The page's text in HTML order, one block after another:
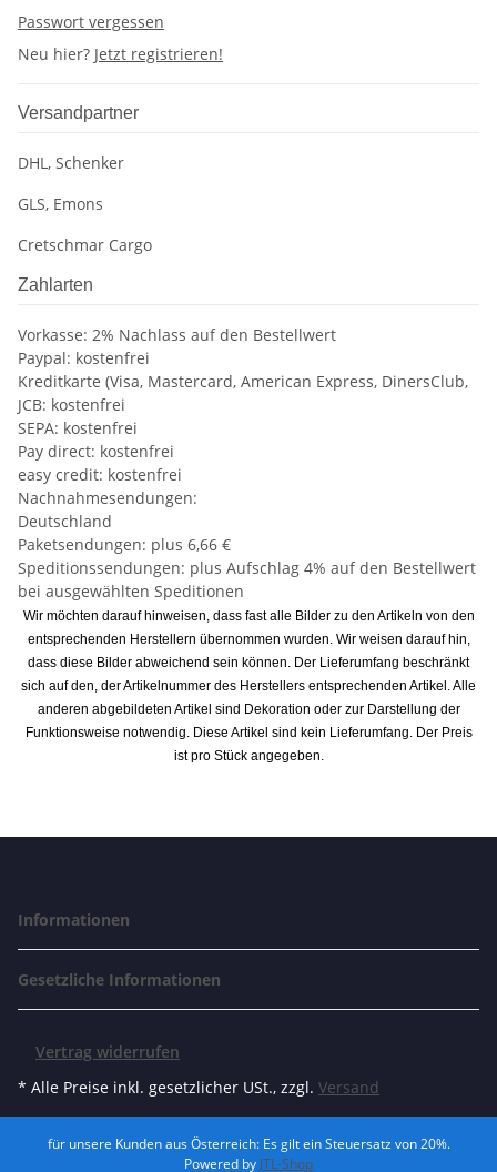
Passwort vergessen
Neu hier? Jetzt registrieren!
Versandpartner
DHL, Schenker
GLS, Emons
Cretschmar Cargo
Zahlarten
Vorkasse: 2% Nachlass auf den Bestellwert
Paypal: kostenfrei
Kreditkarte (Visa, Mastercard, American Express, DinersClub,
JCB: kostenfrei
SEPA: kostenfrei
Pay direct: kostenfrei
easy credit: kostenfrei
Nachnahmesendungen:
Deutschland
Paketsendungen: plus 6,66 €
Speditionssendungen: plus Aufschlag 4% auf den Bestellwert
bei ausgewählten Speditionen
Wir möchten darauf hinweisen, dass fast alle Bilder zu den Artikeln von den
entsprechenden Herstellern übernommen wurden. Wir weisen darauf hin,
dass diese Bilder abweichend sein können. Der Lieferumfang beschränkt
sich auf den, der Artikelnummer des Herstellers entsprechenden Artikel. Alle
anderen abgebildeten Artikel sind Dekoration oder zur Darstellung der
Funktionsweise notwendig. Diese Artikel sind kein Lieferumfang. Der Preis
ist pro Stück angegeben.
Informationen
Gesetzliche Informationen
Vertrag widerrufen
* Alle Preise inkl. gesetzlicher USt., zzgl. Versand
für unsere Kunden aus Österreich: Es gilt ein Steuersatz von 20%.
Powered by JTL-Shop